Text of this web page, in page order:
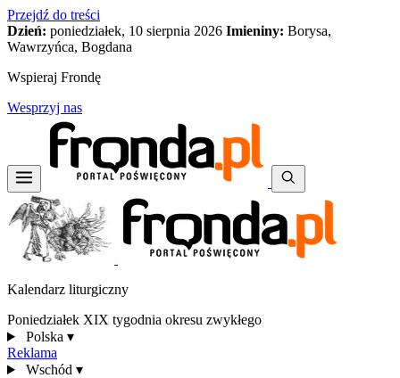
Przejdź do treści
Dzień: poniedziałek, 10 sierpnia 2026 Imieniny: Borysa,
Wawrzyńca, Bogdana
Wspieraj Frondę
Wesprzyj nas
Kalendarz liturgiczny
Poniedziałek XIX tygodnia okresu zwykłego
Polska ▾
Reklama
Wschód ▾